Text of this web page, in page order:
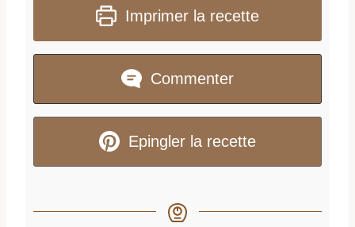
Imprimer la recette
Commenter
Epingler la recette